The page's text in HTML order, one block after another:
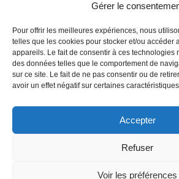
Gérer le
Pour offrir les meilleures expériences, nous
telles que les cookies pour stocker et/ou accéder
appareils. Le fait de consentir à ces technologies
des données telles que le comportement de
sur ce site. Le fait de ne pas consentir ou de
avoir un effet négatif sur certaines
Accepter
Refuser
Voir les préférences
Un polar noir où le